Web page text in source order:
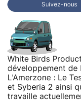
Suivez-nous
White Birds
développement de
L'Amerzone : Le
et Syberia 2 ainsi
travaille